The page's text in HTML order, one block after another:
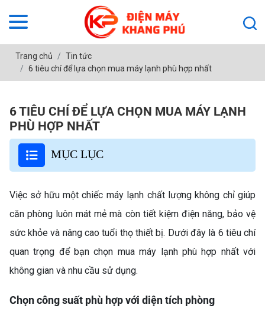
Trang chủ
Tin tức
6 tiêu chí để lựa chọn mua máy lạnh phù hợp nhất
6 TIÊU CHÍ ĐỂ LỰA CHỌN MUA MÁY LẠNH
PHÙ HỢP NHẤT
MỤC LỤC
Việc sở hữu một chiếc máy lạnh chất lượng không chỉ giúp
căn phòng luôn mát mẻ mà còn tiết kiệm điện năng, bảo vệ
sức khỏe và nâng cao tuổi thọ thiết bị. Dưới đây là 6 tiêu chí
quan trọng để bạn chọn mua máy lạnh phù hợp nhất với
không gian và nhu cầu sử dụng.
Chọn công suất phù hợp với diện tích phòng